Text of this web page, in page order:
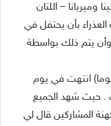
1984 استلمت يلينا وميريانا – اللتان
السيدة العذراء بأن يحتفل في
هذه السنة بعيد ميلادها ال 2000 . وأن يتم ذلك بواسطة
يوما) انتهت في يوم
. حيث شهد الجميع
المشاركين قال لي